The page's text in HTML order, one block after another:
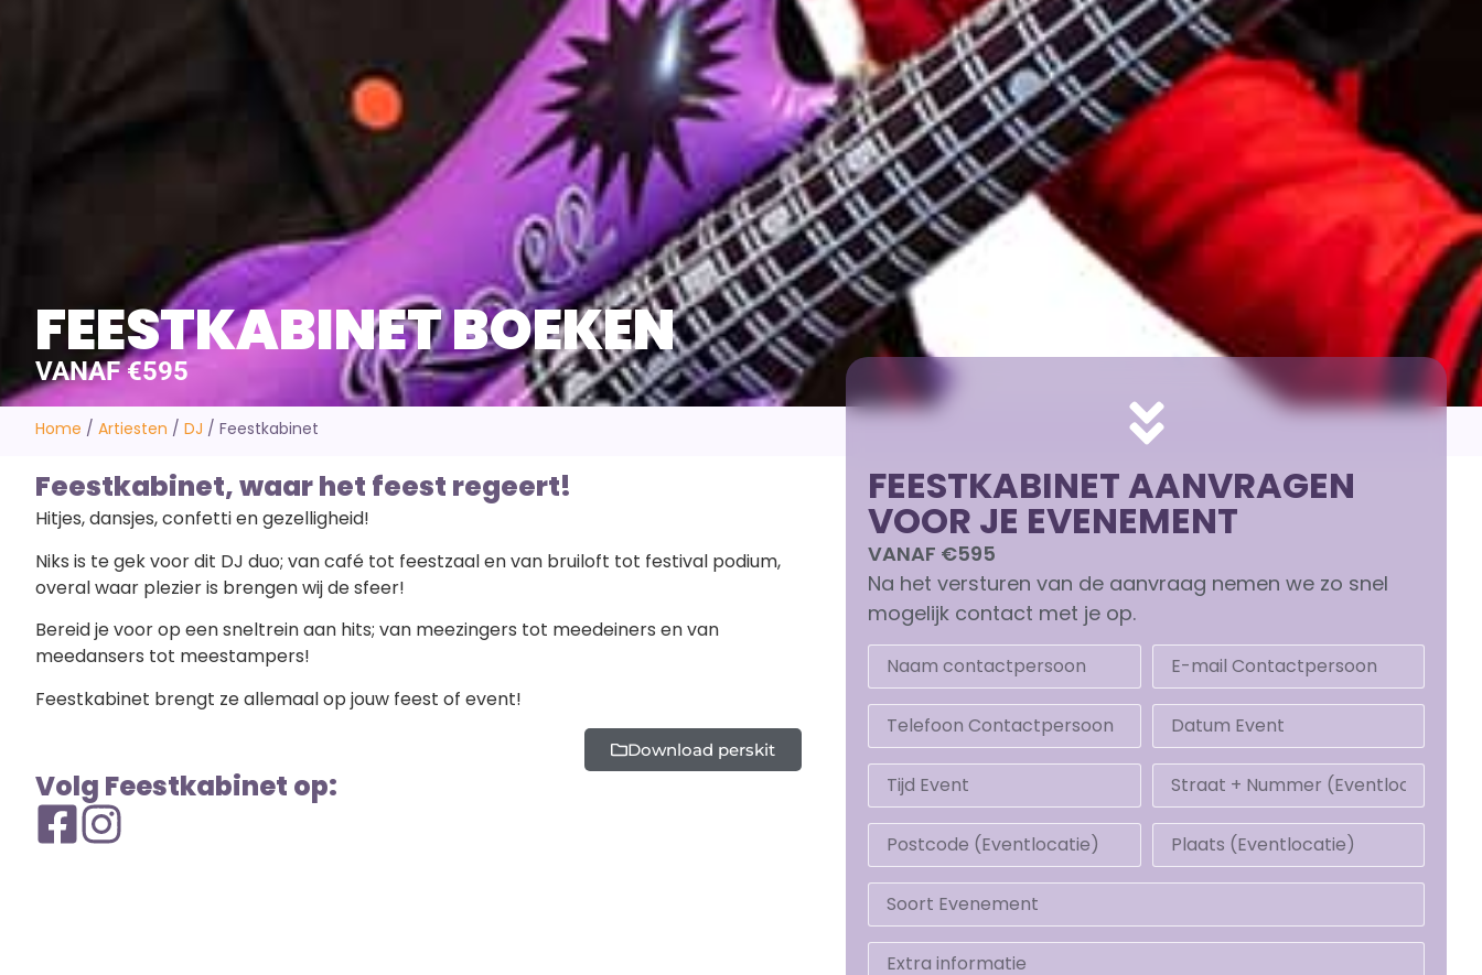
VANAF €595
FEESTKABINET BOEKEN
Home / Artiesten / DJ / Feestkabinet
Feestkabinet, waar het feest regeert!
Hitjes, dansjes, confetti en gezelligheid!
Niks is te gek voor dit DJ duo; van café tot feestzaal en van bruiloft tot festival podium,
overal waar plezier is brengen wij de sfeer!
Bereid je voor op een sneltrein aan hits; van meezingers tot meedeiners en van
meedansers tot meestampers!
Feestkabinet brengt ze allemaal op jouw feest of event!
Download perskit
Volg Feestkabinet op:
FEESTKABINET AANVRAGEN
VOOR JE EVENEMENT
VANAF €595
Na het versturen van de aanvraag nemen we zo snel
mogelijk contact met je op.